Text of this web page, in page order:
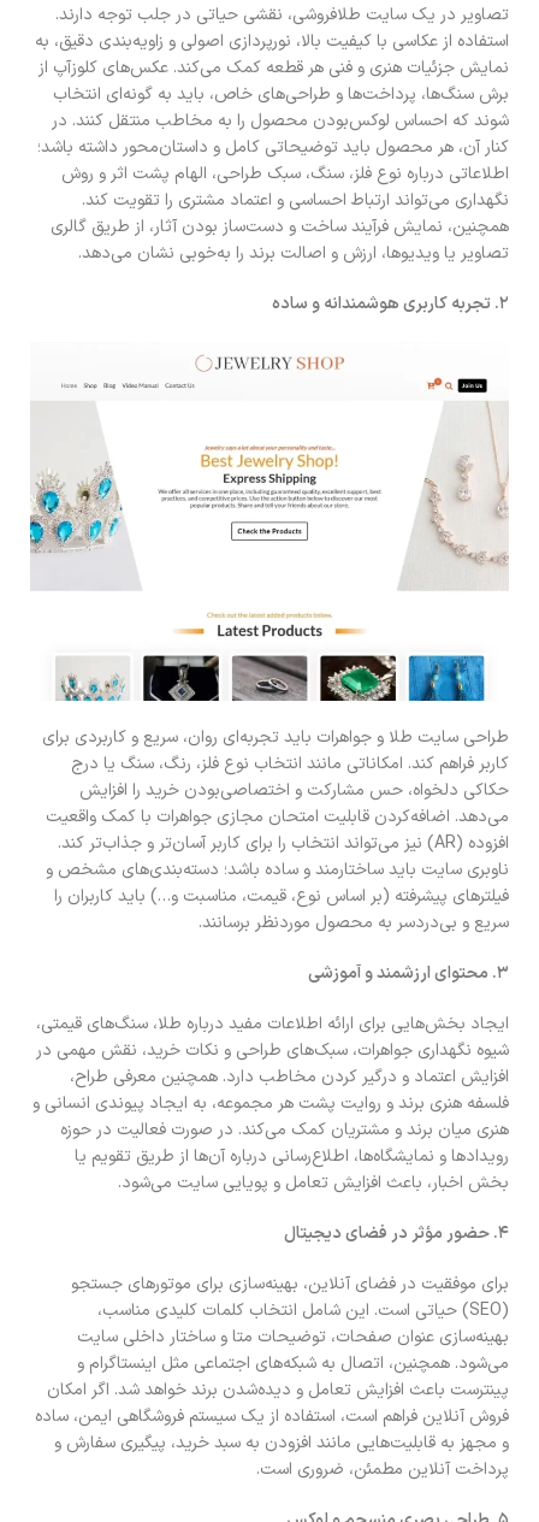
تصاویر در یک سایت طلافروشی، نقشی حیاتی در جلب توجه دارند.
استفاده از عکاسی با کیفیت بالا، نورپردازی اصولی و زاویه‌بندی دقیق، به
نمایش جزئیات هنری و فنی هر قطعه کمک می‌کند. عکس‌های کلوزآپ از
برش سنگ‌ها، پرداخت‌ها و طراحی‌های خاص، باید به گونه‌ای انتخاب
شوند که احساس لوکس‌بودن محصول را به مخاطب منتقل کنند. در
کنار آن، هر محصول باید توضیحاتی کامل و داستان‌محور داشته باشد؛
اطلاعاتی درباره نوع فلز، سنگ، سبک طراحی، الهام پشت اثر و روش
نگهداری می‌تواند ارتباط احساسی و اعتماد مشتری را تقویت کند.
همچنین، نمایش فرآیند ساخت و دست‌ساز بودن آثار، از طریق گالری
تصاویر یا ویدیوها، ارزش و اصالت برند را به‌خوبی نشان می‌دهد.
۲. تجربه کاربری هوشمندانه و ساده
طراحی سایت طلا و جواهرات باید تجربه‌ای روان، سریع و کاربردی برای
کاربر فراهم کند. امکاناتی مانند انتخاب نوع فلز، رنگ، سنگ یا درج
حکاکی دلخواه، حس مشارکت و اختصاصی‌بودن خرید را افزایش
می‌دهد. اضافه‌کردن قابلیت امتحان مجازی جواهرات با کمک واقعیت
افزوده (AR) نیز می‌تواند انتخاب را برای کاربر آسان‌تر و جذاب‌تر کند.
ناوبری سایت باید ساختارمند و ساده باشد؛ دسته‌بندی‌های مشخص و
فیلترهای پیشرفته (بر اساس نوع، قیمت، مناسبت و…) باید کاربران را
سریع و بی‌دردسر به محصول موردنظر برسانند.
۳. محتوای ارزشمند و آموزشی
ایجاد بخش‌هایی برای ارائه اطلاعات مفید درباره طلا، سنگ‌های قیمتی،
شیوه نگهداری جواهرات، سبک‌های طراحی و نکات خرید، نقش مهمی در
افزایش اعتماد و درگیر کردن مخاطب دارد. همچنین معرفی طراح،
فلسفه هنری برند و روایت پشت هر مجموعه، به ایجاد پیوندی انسانی و
هنری میان برند و مشتریان کمک می‌کند. در صورت فعالیت در حوزه
رویدادها و نمایشگاه‌ها، اطلاع‌رسانی درباره آن‌ها از طریق تقویم یا
بخش اخبار، باعث افزایش تعامل و پویایی سایت می‌شود.
۴.حضور مؤثر در فضای دیجیتال
برای موفقیت در فضای آنلاین، بهینه‌سازی برای موتورهای جستجو
(SEO) حیاتی است. این شامل انتخاب کلمات کلیدی مناسب،
بهینه‌سازی عنوان صفحات، توضیحات متا و ساختار داخلی سایت
می‌شود. همچنین، اتصال به شبکه‌های اجتماعی مثل اینستاگرام و
پینترست باعث افزایش تعامل و دیده‌شدن برند خواهد شد. اگر امکان
فروش آنلاین فراهم است، استفاده از یک سیستم فروشگاهی ایمن، ساده
و مجهز به قابلیت‌هایی مانند افزودن به سبد خرید، پیگیری سفارش و
پرداخت آنلاین مطمئن، ضروری است.